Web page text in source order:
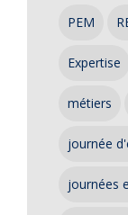
PEM
Expertise
métiers
journée
journées